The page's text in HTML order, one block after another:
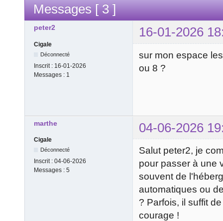
Messages [ 3 ]
peter2 16-01-2026
Cigale
Déconnecté
Inscrit : 16-01-2026
Messages : 1
sur mon espace
ou 8 ?
marthe 04-06-2026
Cigale
Déconnecté
Inscrit : 04-06-2026
Messages : 5
Salut peter2, je
pour passer à une
souvent de
automatiques ou
? Parfois, il suffit
courage !